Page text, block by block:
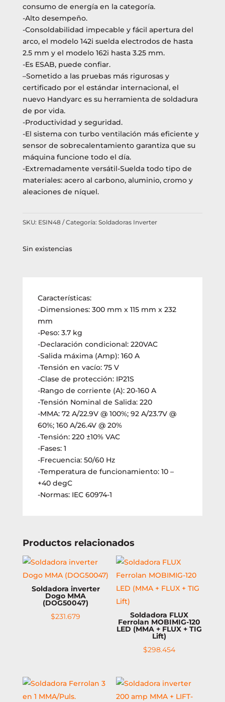
consumo de energía en la categoría.
-Alto desempeño.
-Consoldabilidad impecable y fácil apertura del
arco, el modelo 142i suelda electrodos de hasta
2.5 mm y el modelo 162i hasta 3.25 mm.
-Es ESAB, puede confiar.
–Sometido a las pruebas más rigurosas y
certificado por el estándar internacional, el
nuevo Handyarc es su herramienta de soldadura
de por vida.
-Productividad y seguridad.
-El sistema con turbo ventilación más eficiente y
sensor de sobrecalentamiento garantiza que su
máquina funcione todo el día.
-Extremadamente versátil-Suelda todo tipo de
materiales: acero al carbono, aluminio, cromo y
aleaciones de níquel.
SKU: ESIN48 Categoría: Soldadoras Inverter
Sin existencias
Características:
-Dimensiones: 300 mm x 115 mm x 232
mm
-Peso: 3.7 kg
-Declaración condicional: 220VAC
-Salida máxima (Amp): 160 A
-Tensión en vacío: 75 V
-Clase de protección: IP21S
-Rango de corriente (A): 20-160 A
-Tensión Nominal de Salida: 220
-MMA: 72 A/22.9V @ 100%; 92 A/23.7V @
60%; 160 A/26.4V @ 20%
-Tensión: 220 ±10% VAC
-Fases: 1
-Frecuencia: 50/60 Hz
-Temperatura de funcionamiento: 10 –
+40 degC
-Normas: IEC 60974-1
Productos relacionados
Soldadora inverter
Dogo MMA
(DOG50047)
$231.679 Soldadora FLUX
Ferrolan MOBIMIG-120
LED (MMA + FLUX + TIG
Lift)
$298.454